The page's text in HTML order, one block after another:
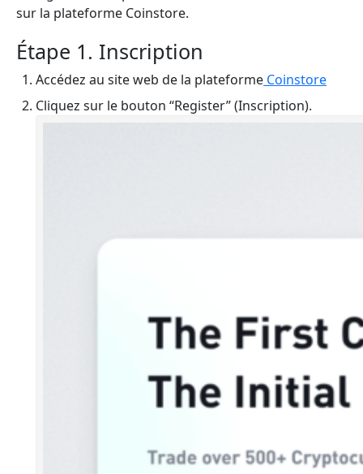
sur la plateforme Coinstore.
Étape 1. Inscription
Accédez au site web de la plateforme Coinstore
Cliquez sur le bouton “Register” (Inscription).